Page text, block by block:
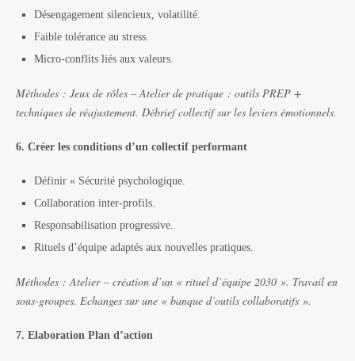
Désengagement silencieux, volatilité.
Faible tolérance au stress.
Micro-conflits liés aux valeurs.
Méthodes : Jeux de rôles – Atelier de pratique : outils PREP +
techniques de réajustement. Débrief collectif sur les leviers émotionnels.
6. Créer les conditions d’un collectif performant
Définir « Sécurité psychologique.
Collaboration inter-profils.
Responsabilisation progressive.
Rituels d’équipe adaptés aux nouvelles pratiques.
Méthodes :Atelier – création d’un « rituel d’équipe 2030 ». Travail en
sous-groupes. Echanges sur une « banque d’outils collaboratifs ».
7. Elaboration Plan d’action